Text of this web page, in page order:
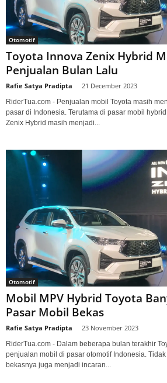
Otomotif
Toyota Innova Zenix Hybrid
Penjualan Bulan Lalu
Rafie Satya Pradipta 21 December 2023
RiderTua.com - Penjualan mobil Toyota masih
pasar di Indonesia. Terutama di pasar mobil
Zenix Hybrid masih menjadi...
Otomotif
Mobil MPV Hybrid Toyota
Pasar Mobil Bekas
Rafie Satya Pradipta 23 November 2023
RiderTua.com - Dalam beberapa bulan terakhir
penjualan mobil di pasar otomotif Indonesia.
bekasnya juga menjadi incaran...